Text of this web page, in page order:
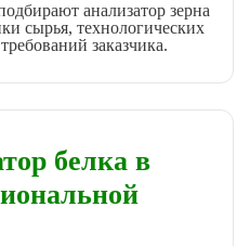
анализатор зерна
сырья, технологических
заказчика.
белка в